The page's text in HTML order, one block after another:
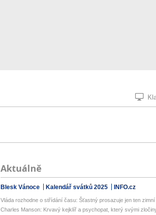
Aktuálně
Blesk Vánoce Kalendář svátků 2025 INFO.cz
Vláda rozhodne o střídání času: Šťastný prosazuje jen ten zimní
Charles Manson: Krvavý kejklíř a psychopat, který svými